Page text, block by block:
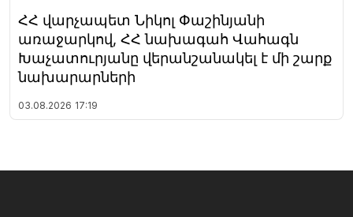
ՀՀ վարչապետ Նիկոլ Փաշինյանի
առաջարկով, ՀՀ նախագահ Վահագն
Խաչատուրյանը վերանշանակել է մի շարք
նախարարների
03.08.2026 17:19